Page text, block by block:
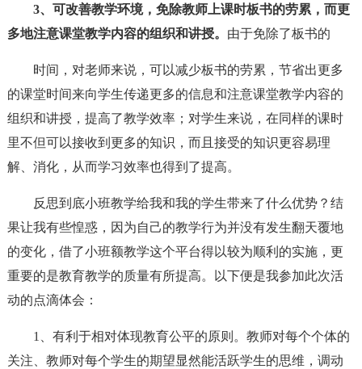
3、可改善教学环境，免除教师上课时板书的劳累，而更
多地注意课堂教学内容的组织和讲授。 由于免除了板书的
时间，对老师来说，可以减少板书的劳累，节省出更多
的课堂时间来向学生传递更多的信息和注意课堂教学内容的
组织和讲授，提高了教学效率；对学生来说，在同样的课时
里不但可以接收到更多的知识，而且接受的知识更容易理
解、消化，从而学习效率也得到了提高。
反思到底小班教学给我和我的学生带来了什么优势？结
果让我有些惶惑，因为自己的教学行为并没有发生翻天覆地
的变化，借了小班额教学这个平台得以较为顺利的实施，更
重要的是教育教学的质量有所提高。以下便是我参加此次活
动的点滴体会：
1、有利于相对体现教育公平的原则。教师对每个个体的
关注、教师对每个学生的期望显然能活跃学生的思维，调动